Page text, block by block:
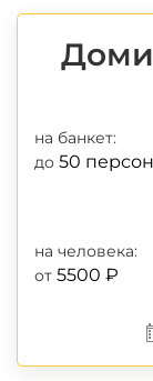
на банкет:
до 50 персон
на человека:
от 5500 ₽